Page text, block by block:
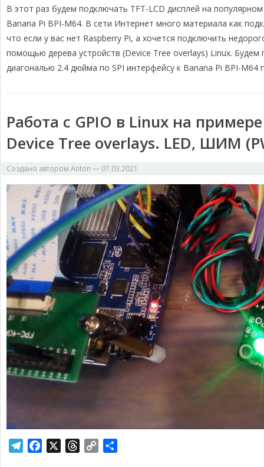
l
e
g
r
a
c
e
b
o
o
r
e
a
d
s
p
y
L
i
n
п
р
а
в
и
В этот раз будем подключать TFT-LCD дисплей на
Banana Pi BPI-M64. В сети Интернет много материала как
что если у вас нет Raspberry Pi, а хочется подключить
помощью дерева устройств (Device Tree overlays) Linux. Будем
диагональю 2.4 дюйма по SPI интерфейсу к Banana Pi BPI-M64
Работа с GPIO в Linux на
Device Tree overlays. LED, ШИМ
Создано автором Anton — 07.03.2021